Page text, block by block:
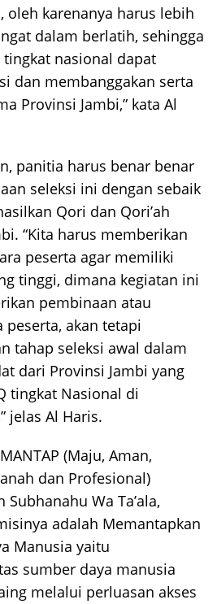
oleh karenanya harus lebih
dalam berlatih, sehingga
nasional dapat
dan membanggakan serta
Provinsi Jambi,” kata Al
panitia harus benar benar
seleksi ini dengan sebaik
Qori dan Qori’ah
“Kita harus memberikan
peserta agar memiliki
tinggi, dimana kegiatan ini
pembinaan atau
peserta, akan tetapi
tahap seleksi awal dalam
dari Provinsi Jambi yang
tingkat Nasional di
jelas Al Haris.
(Maju, Aman,
dan Profesional)
Wa Ta’ala,
adalah Memantapkan
Manusia yaitu
sumber daya manusia
melalui perluasan akses